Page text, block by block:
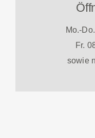
Mo.-
Fr.
sowie